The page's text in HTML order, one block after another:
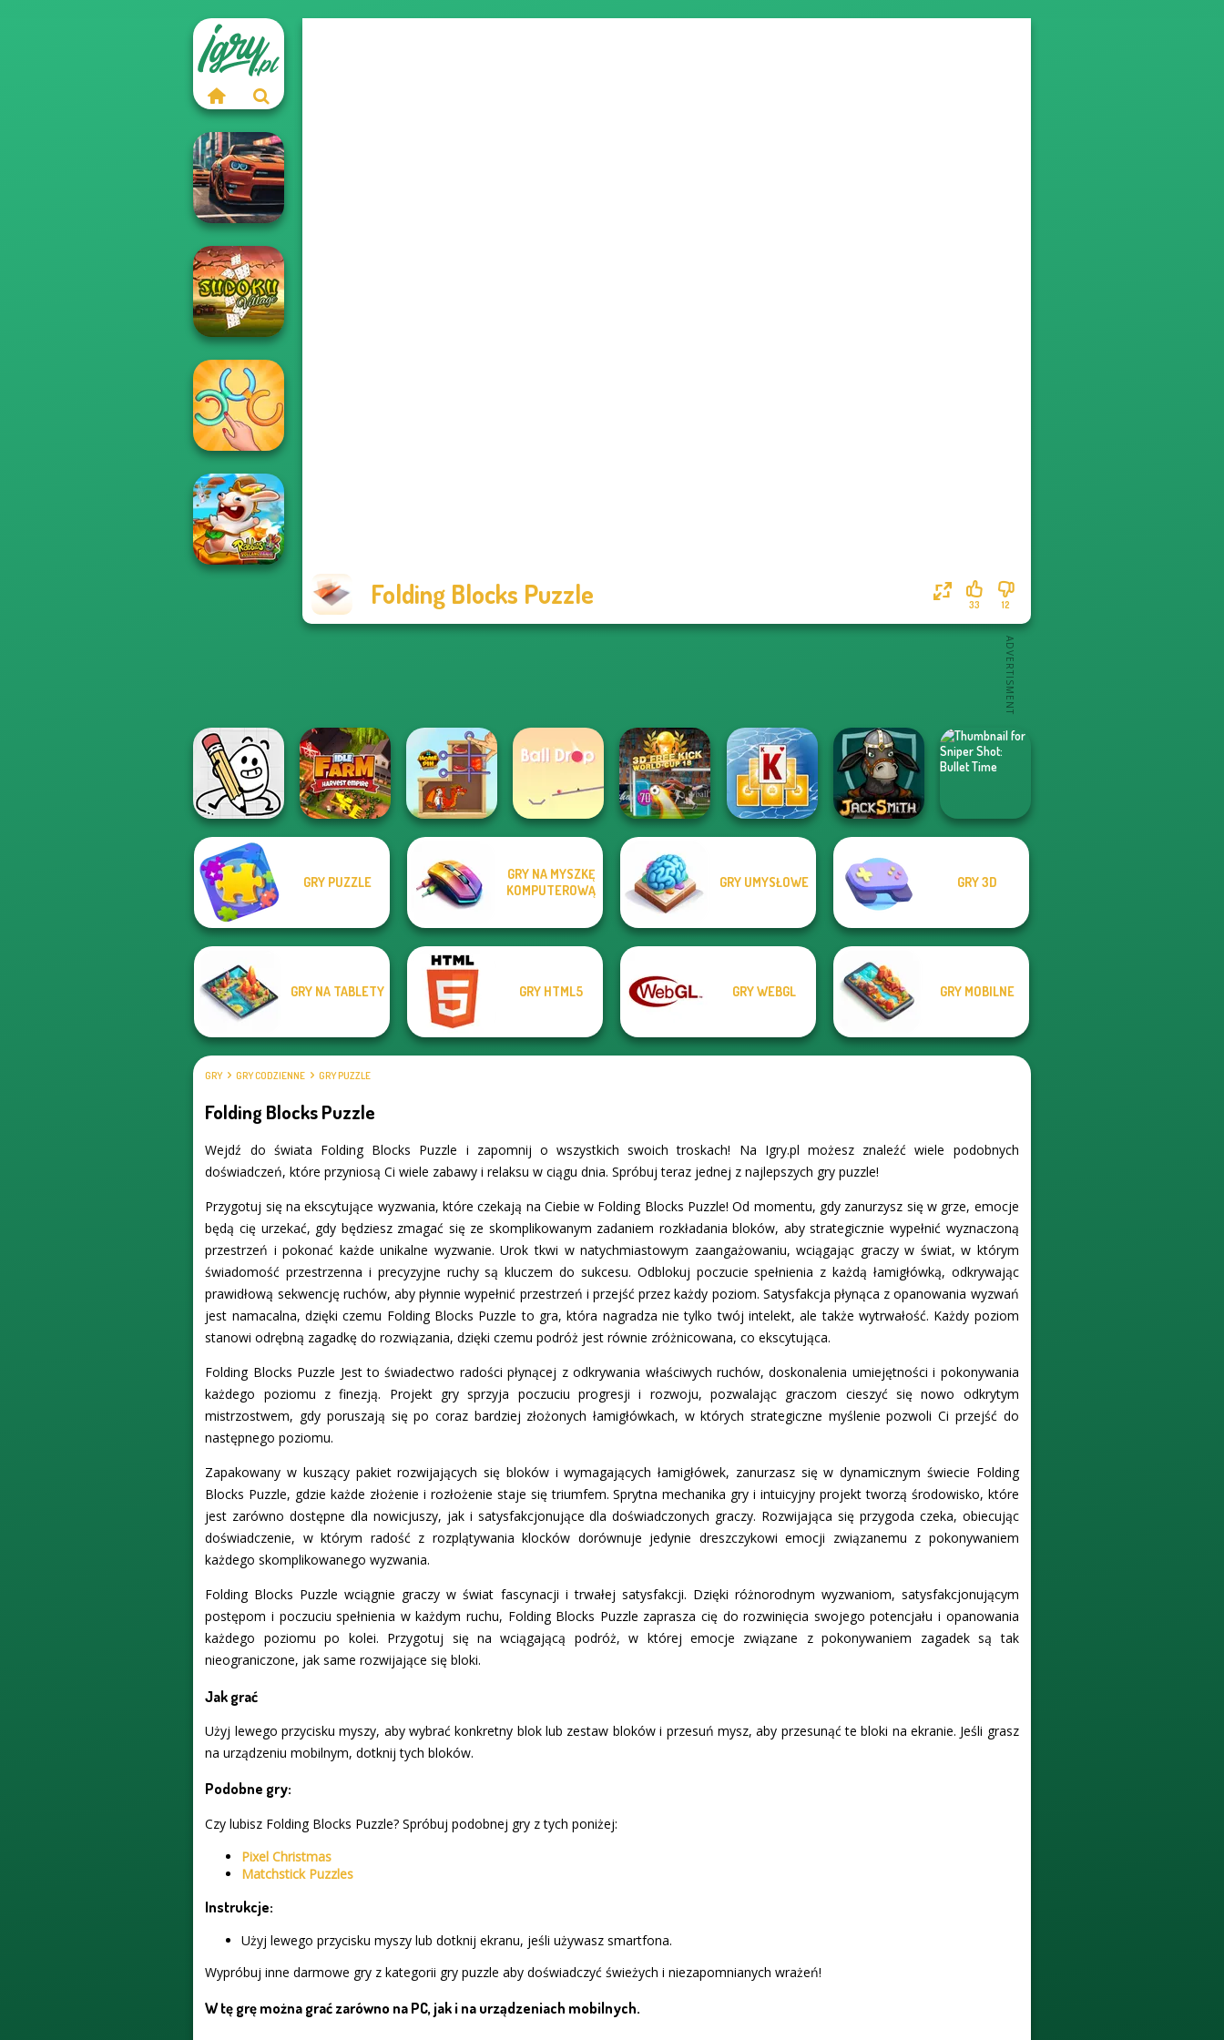
Folding Blocks Puzzle 12
33
Real City Driver
Sudoku Village
Untangle Rings
Master
Egg Adventure Home Pin 1 Ball Drop
3D Free Kick
World Cup 18
Tripeaks Solitaire
Jacksmith
Sniper Shot:
GRY PUZZLE
GRY NA MYSZKĘ
KOMPUTEROWĄ
GRY UMYSŁOWE GRY 3D
GRY NA TABLETY GRY HTML5 GRY WEBGL GRY MOBILNE
GRY GRY CODZIENNE GRY PUZZLE
Folding Blocks Puzzle
Wejdź do świata Folding Blocks Puzzle i zapomnij o wszystkich swoich troskach! Na Igry.pl możesz znaleźć wiele podobnych
doświadczeń, które przyniosą Ci wiele zabawy i relaksu w ciągu dnia. Spróbuj teraz jednej z najlepszych gry puzzle!
Przygotuj się na ekscytujące wyzwania, które czekają na Ciebie w Folding Blocks Puzzle! Od momentu, gdy zanurzysz się w grze, emocje
będą cię urzekać, gdy będziesz zmagać się ze skomplikowanym zadaniem rozkładania bloków, aby strategicznie wypełnić wyznaczoną
przestrzeń i pokonać każde unikalne wyzwanie. Urok tkwi w natychmiastowym zaangażowaniu, wciągając graczy w świat, w którym
świadomość przestrzenna i precyzyjne ruchy są kluczem do sukcesu. Odblokuj poczucie spełnienia z każdą łamigłówką, odkrywając
prawidłową sekwencję ruchów, aby płynnie wypełnić przestrzeń i przejść przez każdy poziom. Satysfakcja płynąca z opanowania wyzwań
jest namacalna, dzięki czemu Folding Blocks Puzzle to gra, która nagradza nie tylko twój intelekt, ale także wytrwałość. Każdy poziom
stanowi odrębną zagadkę do rozwiązania, dzięki czemu podróż jest równie zróżnicowana, co ekscytująca.
Folding Blocks Puzzle Jest to świadectwo radości płynącej z odkrywania właściwych ruchów, doskonalenia umiejętności i pokonywania
każdego poziomu z finezją. Projekt gry sprzyja poczuciu progresji i rozwoju, pozwalając graczom cieszyć się nowo odkrytym
mistrzostwem, gdy poruszają się po coraz bardziej złożonych łamigłówkach, w których strategiczne myślenie pozwoli Ci przejść do
następnego poziomu.
Zapakowany w kuszący pakiet rozwijających się bloków i wymagających łamigłówek, zanurzasz się w dynamicznym świecie Folding
Blocks Puzzle, gdzie każde złożenie i rozłożenie staje się triumfem. Sprytna mechanika gry i intuicyjny projekt tworzą środowisko, które
jest zarówno dostępne dla nowicjuszy, jak i satysfakcjonujące dla doświadczonych graczy. Rozwijająca się przygoda czeka, obiecując
doświadczenie, w którym radość z rozplątywania klocków dorównuje jedynie dreszczykowi emocji związanemu z pokonywaniem
każdego skomplikowanego wyzwania.
Folding Blocks Puzzle wciągnie graczy w świat fascynacji i trwałej satysfakcji. Dzięki różnorodnym wyzwaniom, satysfakcjonującym
postępom i poczuciu spełnienia w każdym ruchu, Folding Blocks Puzzle zaprasza cię do rozwinięcia swojego potencjału i opanowania
każdego poziomu po kolei. Przygotuj się na wciągającą podróż, w której emocje związane z pokonywaniem zagadek są tak
nieograniczone, jak same rozwijające się bloki.
Jak grać
Użyj lewego przycisku myszy, aby wybrać konkretny blok lub zestaw bloków i przesuń mysz, aby przesunąć te bloki na ekranie. Jeśli grasz
na urządzeniu mobilnym, dotknij tych bloków.
Podobne gry:
Czy lubisz Folding Blocks Puzzle? Spróbuj podobnej gry z tych poniżej:
Pixel Christmas
Matchstick Puzzles
Instrukcje:
Użyj lewego przycisku myszy lub dotknij ekranu, jeśli używasz smartfona.
Wypróbuj inne darmowe gry z kategorii gry puzzle aby doświadczyć świeżych i niezapomnianych wrażeń!
W tę grę można grać zarówno na PC, jak i na urządzeniach mobilnych.